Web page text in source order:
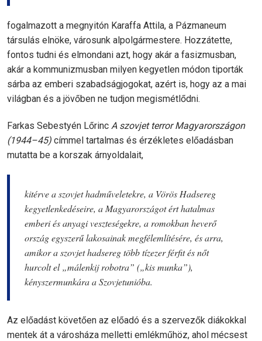
fogalmazott a megnyitón Karaffa Attila, a Pázmaneum
társulás elnöke, városunk alpolgármestere. Hozzátette,
fontos tudni és elmondani azt, hogy akár a fasizmusban,
akár a kommunizmusban milyen kegyetlen módon tiporták
sárba az emberi szabadságjogokat, azért is, hogy az a mai
világban és a jövőben ne tudjon megismétlődni.
Farkas Sebestyén Lőrinc A szovjet terror Magyarországon
(1944–45) címmel tartalmas és érzékletes előadásban
mutatta be a korszak árnyoldalait,
kitérve a szovjet hadműveletekre, a Vörös Hadsereg
kegyetlenkedéseire, a Magyarországot ért hatalmas
emberi és anyagi veszteségekre, a romokban heverő
ország egyszerű lakosainak megfélemlítésére, és arra,
amikor a szovjet hadsereg több tízezer férfit és nőt
hurcolt el „málenkij robotra” („kis munka”),
kényszermunkára a Szovjetunióba.
Az előadást követően az előadó és a szervezők diákokkal
mentek át a városháza melletti emlékműhöz, ahol mécsest